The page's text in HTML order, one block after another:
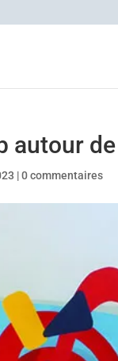
autour
|0 commentaires